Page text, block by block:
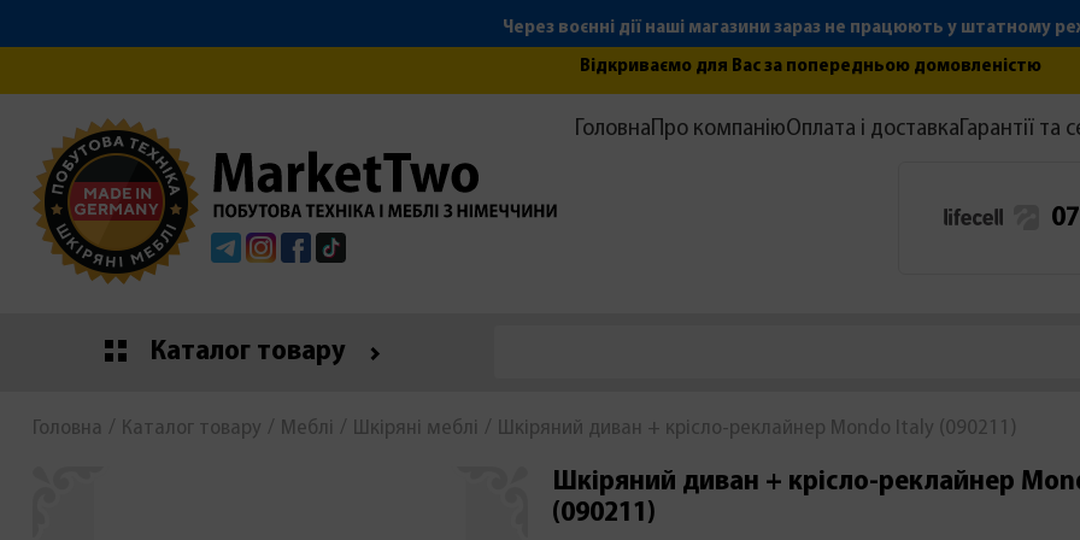
Через воєнні дії наші магазини зараз не працюють у штатному
Відкриваємо для Вас за попередньою домовленістю
TelegramInstagramFacebook
ГоловнаПро компаніюОплата і доставкаГарантії та
Каталог товару
Головна Каталог товару Меблі Шкіряні меблі Шкіряний диван + крісло-реклайнер Mondo Italy (090211)
Шкіряний диван + крісло-реклайнер
(090211)